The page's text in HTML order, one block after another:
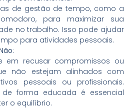
de gestão de tempo, como a
para maximizar sua
no trabalho. Isso pode ajudar
para atividades pessoais.
:
em recusar compromissos ou
não estejam alinhados com
pessoais ou profissionais.
de forma educada é essencial
o equilíbrio.